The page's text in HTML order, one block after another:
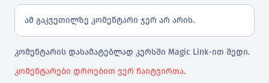
ამ გაკვეთილზე კომენტარი ჯერ არ არის.
კომენტარის დასამატებლად კურსში Magic Link-ით შედი.
კომენტარები დროებით ვერ ჩაიტვირთა.